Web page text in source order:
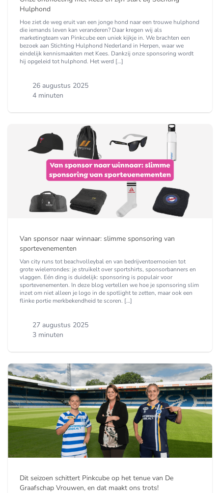
Hulphond
Hoe ziet de weg eruit van een jonge hond naar een trouwe hulphond
die iemands leven kan veranderen? Daar kregen wij als
marketingteam van Pinkcube een uniek kijkje in. We brachten een
bezoek aan Stichting Hulphond Nederland in Herpen, waar we
eindelijk kennismaakten met Kees. Dankzij onze sponsoring wordt
hij opgeleid tot hulphond. Het werd […]
26 augustus 2025
4 minuten
Van sponsor naar winnaar: slimme sponsoring van
sportevenementen
Van city runs tot beachvolleybal en van bedrijventoernooien tot
grote wielerrondes: je struikelt over sportshirts, sponsorbanners en
vlaggen. Eén ding is duidelijk: sponsoring is populair voor
sportevenementen. In deze blog vertellen we hoe je sponsoring slim
inzet om niet alleen je logo in de spotlight te zetten, maar ook een
flinke portie merkbekendheid te scoren. […]
27 augustus 2025
3 minuten
Dit seizoen schittert Pinkcube op het tenue van De
Graafschap Vrouwen, en dat maakt ons trots!